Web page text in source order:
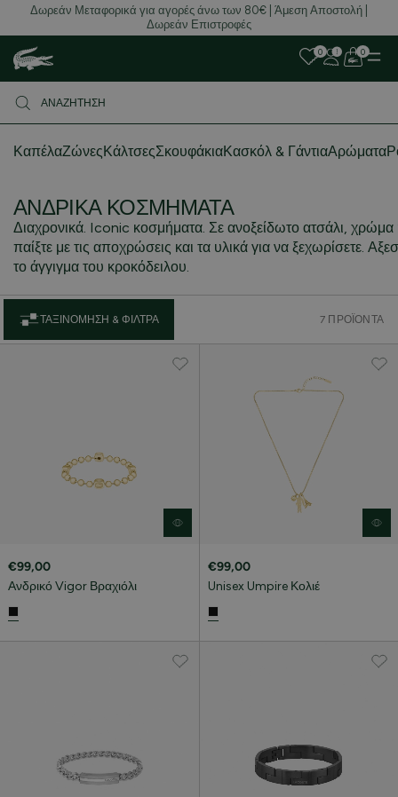
Δωρεάν Μεταφορικά για αγορές άνω των 80€ | Άμεση Αποστολή |
Δωρεάν Επιστροφές
0 0
ΚαπέλαΖώνεςΚάλτσεςΣκουφάκιαΚασκόλ & ΓάντιαΑρώματα
ΑΝΔΡΙΚΆ ΚΟΣΜΉΜΑΤΑ
Διαχρονικά. Iconic κοσμήματα. Σε ανοξείδωτο ατσάλι,
παίξτε με τις αποχρώσεις και τα υλικά για να ξεχωρίσετε.
το άγγιγμα του κροκόδειλου.
ΤΑΞΙΝΌΜΗΣΗ & ΦΊΛΤΡΑ 7 ΠΡΟΪΌΝΤΑ
€99,00
Ανδρικό Vigor Βραχιόλι
€99,00
Unisex Umpire Κολιέ